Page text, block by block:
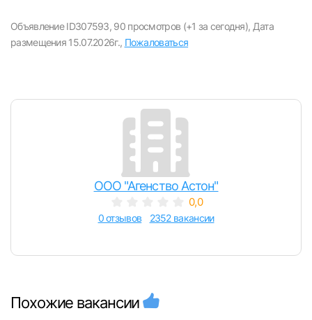
Объявление ID307593, 90 просмотров (+1 за сегодня), Дата
размещения 15.07.2026г., Пожаловаться
ООО "Агенство Астон"
0,0
0 отзывов 2352 вакансии
Похожие вакансии